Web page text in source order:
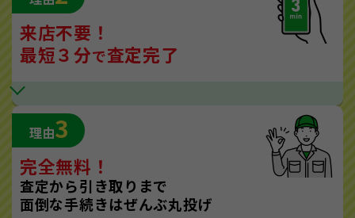
来店不要！
最短３分で査定完了
理由3
完全無料！
査定から引き取りまで
面倒な手続きはぜんぶ丸投げ